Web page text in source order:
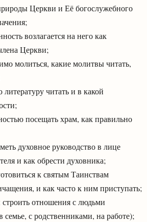
Церкви и Её богослужебного
возлагается на него как
Церкви;
молиться, какие молитвы читать,
читать и в какой
посещать храм, как правильно
духовное руководство в лице
и как обрести духовника;
к святым Таинствам
и как часто к ним приступать;
строить отношения с людьми
с родственниками, на работе);